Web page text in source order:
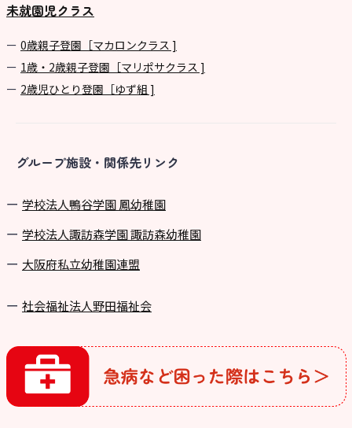
未就園児クラス
0歳親子登園［マカロンクラス ]
1歳・2歳親子登園［マリポサクラス ]
2歳児ひとり登園［ゆず組 ]
グループ施設・関係先リンク
学校法⼈鴨⾕学園 鳳幼稚園
学校法⼈諏訪森学園 諏訪森幼稚園
⼤阪府私⽴幼稚園連盟
社会福祉法人野田福祉会